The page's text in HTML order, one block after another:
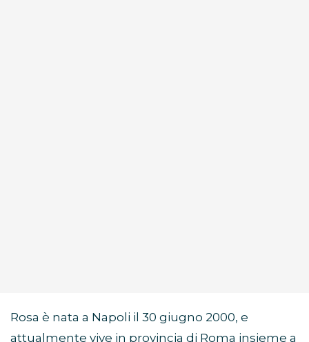
Rosa è nata a Napoli il 30 giugno 2000, e
attualmente vive in provincia di Roma insieme a